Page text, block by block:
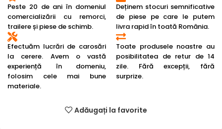
Peste 20 de ani în domeniul
comercializării cu remorci,
trailere și piese de schimb.
Efectuăm lucrări de carosări
la cerere. Avem o vastă
experiență în domeniu,
folosim cele mai bune
materiale.
Deținem stocuri semnificative
de piese pe care le putem
livra rapid în toată România.
Toate produsele noastre au
posibilitatea de retur de 14
zile. Fără excepții, fără
surprize.
Adăugați la favorite